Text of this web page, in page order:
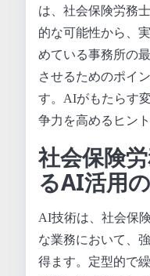
は、社会保険労務
的な可能性から、
めている事務所の
させるためのポイ
す。AIがもたらす
争力を高めるヒン
社会保険
るAI活用
AI技術は、社会保
な業務において、
得ます。定型的で